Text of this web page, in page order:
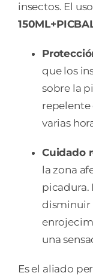
insectos. El
que los
sobre la
repelente
varias
Cuidado
la zona
picadura.
disminuir
una
Es el aliado